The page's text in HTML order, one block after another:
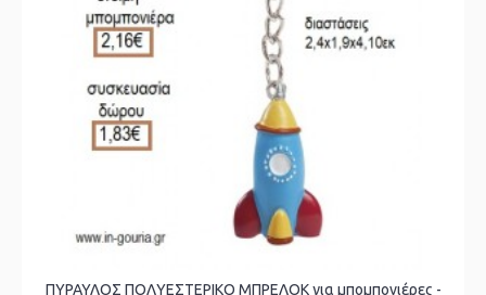
ΠΥΡΑΥΛΟΣ ΠΟΛΥΕΣΤΕΡΙΚΟ ΜΠΡΕΛΟΚ για μπομπονιέρες -